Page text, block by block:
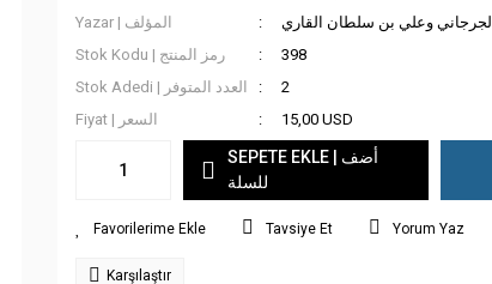
Yazar | المؤلف
وعلي بن سلطان القاري
Stok Kodu | رمز المنتج
398
Stok Adedi | العدد المتوفر
2
Fiyat | السعر
15,00 USD
SEPETE EKLE | أضف
للسلة
Tavsiye Et Yorum Yaz
Karşılaştır